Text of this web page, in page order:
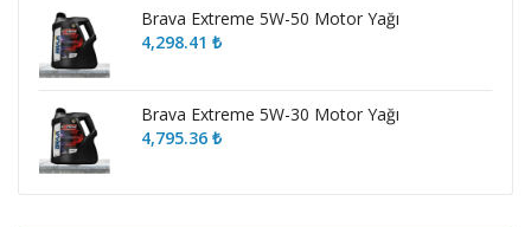
Brava Extreme 5W-50 Motor Yağı
4,298.41₺
Brava Extreme 5W-30 Motor Yağı
4,795.36₺